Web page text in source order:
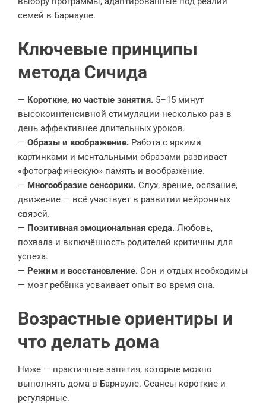
семей в Барнауле.
Ключевые принципы
метода Сичида
— Короткие, но частые занятия. 5–15 минут
высокоинтенсивной стимуляции несколько раз в
день эффективнее длительных уроков.
— Образы и воображение. Работа с яркими
картинками и ментальными образами развивает
«фотографическую» память и воображение.
— Многообразие сенсорики. Слух, зрение, осязание,
движение — всё участвует в развитии нейронных
связей.
— Позитивная эмоциональная среда. Любовь,
похвала и включённость родителей критичны для
успеха.
— Режим и восстановление. Сон и отдых необходимы
— мозг ребёнка усваивает опыт во время сна.
Возрастные ориентиры и
что делать дома
Ниже — практичные занятия, которые можно
выполнять дома в Барнауле. Сеансы короткие и
регулярные.